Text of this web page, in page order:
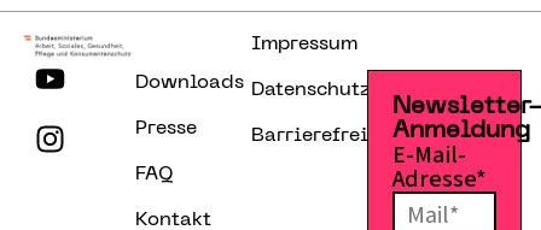
Downloads
Presse
FAQ
Kontakt
Impressum
Datenschutzerklärung
Barrierefreiheitserklärung
Anmeldung
E-Mail-
Adresse*